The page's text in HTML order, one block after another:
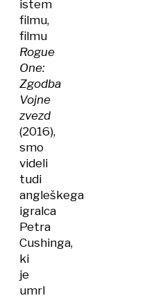
istem
filmu,
filmu
Rogue
One:
Zgodba
Vojne
zvezd
(2016),
smo
videli
tudi
angleškega
igralca
Petra
Cushinga,
ki
je
umrl